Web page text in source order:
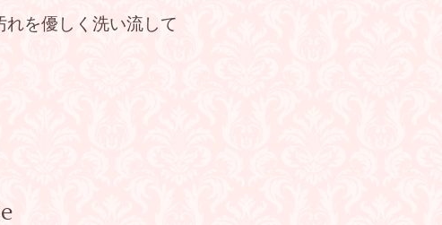
を優しく洗い流して